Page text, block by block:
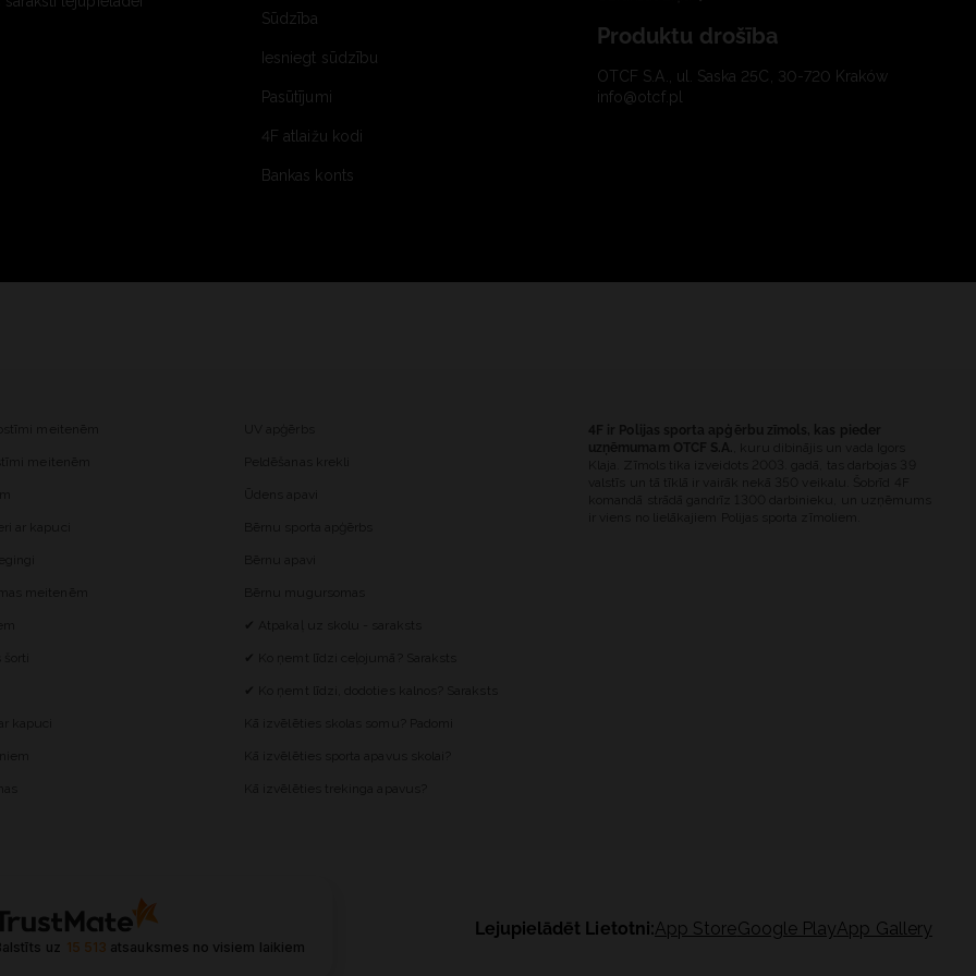
Sūdzība
Iesniegt sūdzību
Pasūtījumi
4F atlaižu kodi
Bankas konts
Produktu drošība
OTCF S.A., ul. Saska 25C, 30-720 Kraków
info@otcf.pl
uz 15 513 atsauksmes no visiem laikiem
Lejupielādēt Lietotni:App StoreGoogle PlayApp Gallery